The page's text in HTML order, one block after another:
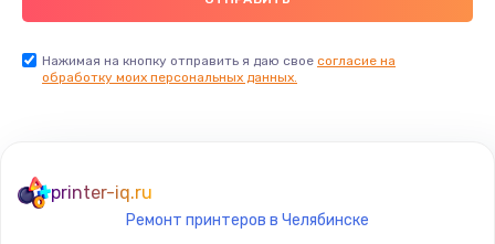
Заказать
Замена контроллера питания
Нажимая на кнопку отправить я даю свое согласие на
обработку моих персональных данных.
printer-iq.ru
Ремонт принтеров в Челябинске